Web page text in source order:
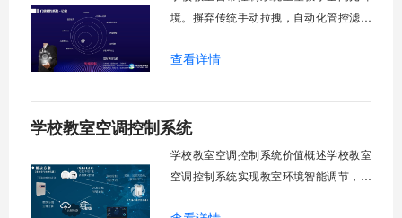
境。摒弃传统手动拉拽，自动化管控滤除
足，节能降耗。精准适配多媒体教学、考
能智慧校园生态升级。智能光感调节1. 动
态光照追踪实时捕捉室外照度参数。光照
查看详情
学校教室空调控制系统
学校教室空调控制系统价值概述学校教室
空调控制系统实现教室环境智能调节，提